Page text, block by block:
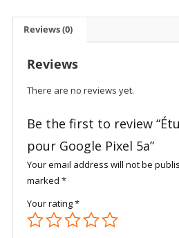
Reviews (0)
Reviews
There are no reviews yet.
Be the first to review
pour Google Pixel 5a”
Your email address will not be
marked *
Your rating*